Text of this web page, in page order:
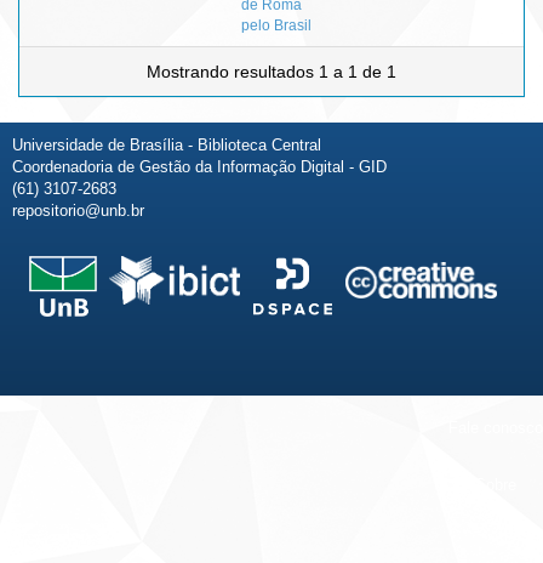
de Roma
pelo Brasil
Mostrando resultados 1 a 1 de 1
Universidade de Brasília - Biblioteca Central
Coordenadoria de Gestão da Informação Digital - GID
(61) 3107-2683
repositorio@unb.br